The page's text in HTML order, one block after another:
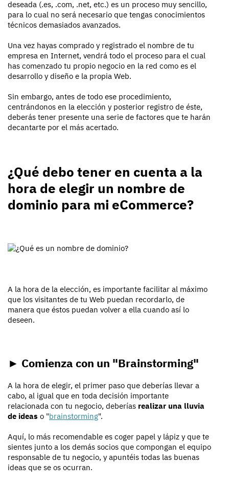
deseada (.es, .com, .net, etc.) es un proceso muy sencillo,
para lo cual no será necesario que tengas conocimientos
técnicos demasiados avanzados.
Una vez hayas comprado y registrado el nombre de tu
empresa en Internet, vendrá todo el proceso para el cual
has comenzado tu propio negocio en la red como es el
desarrollo y diseño e la propia Web.
Sin embargo, antes de todo ese procedimiento,
centrándonos en la elección y posterior registro de éste,
deberás tener presente una serie de factores que te harán
decantarte por el más acertado.
¿Qué debo tener en cuenta a la
hora de elegir un nombre de
dominio para mi eCommerce?
A la hora de la elección, es importante facilitar al máximo
que los visitantes de tu Web puedan recordarlo, de
manera que éstos puedan volver a ella cuando así lo
deseen.
► Comienza con un "Brainstorming"
A la hora de elegir, el primer paso que deberías llevar a
cabo, al igual que en toda decisión importante
relacionada con tu negocio, deberías realizar una lluvia
de ideas o "brainstorming".
Aquí, lo más recomendable es coger papel y lápiz y que te
sientes junto a los demás socios que compongan el equipo
responsable de tu negocio, y apuntéis todas las buenas
ideas que se os ocurran.